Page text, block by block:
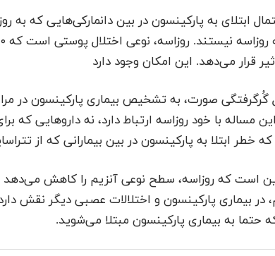
ابتلای به پارکینسون در بین دانمارکی‌هایی که به
قرار می‌دهد. این امکان وجود دارد
گُرگرفتگی صورت، به تشخیص بیماری پارکینسون در
با خود روزاسه ارتباط دارد، نه داروهایی که
ابتلا به پارکینسون در بین بیمارانی که از
که روزاسه، سطح نوعی آنزیم را کاهش می‌دهد
بیماری پارکینسون و اختلالات عصبی دیگر نقش دارد.
به بیماری پارکینسون مبتلا می‌شوید.